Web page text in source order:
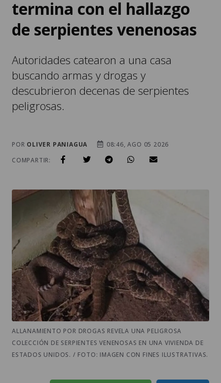
termina con el hallazgo
de serpientes venenosas
Autoridades catearon a una casa
buscando armas y drogas y
descubrieron decenas de serpientes
peligrosas.
POR OLIVER PANIAGUA
08:46, AGO 05 2026
COMPARTIR:
ALLANAMIENTO POR DROGAS REVELA UNA PELIGROSA
COLECCIÓN DE SERPIENTES VENENOSAS EN UNA VIVIENDA DE
ESTADOS UNIDOS. / FOTO: IMAGEN CON FINES ILUSTRATIVAS.